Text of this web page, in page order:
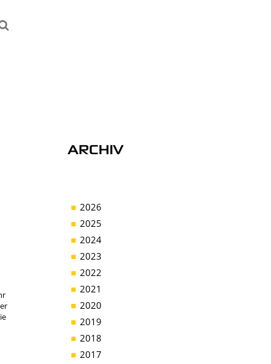
ARCHIV
2026
2025
2024
2023
2022
2021
2020
2019
2018
2017